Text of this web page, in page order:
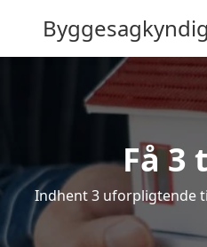
Få 3
Indhent 3 uforpligtende